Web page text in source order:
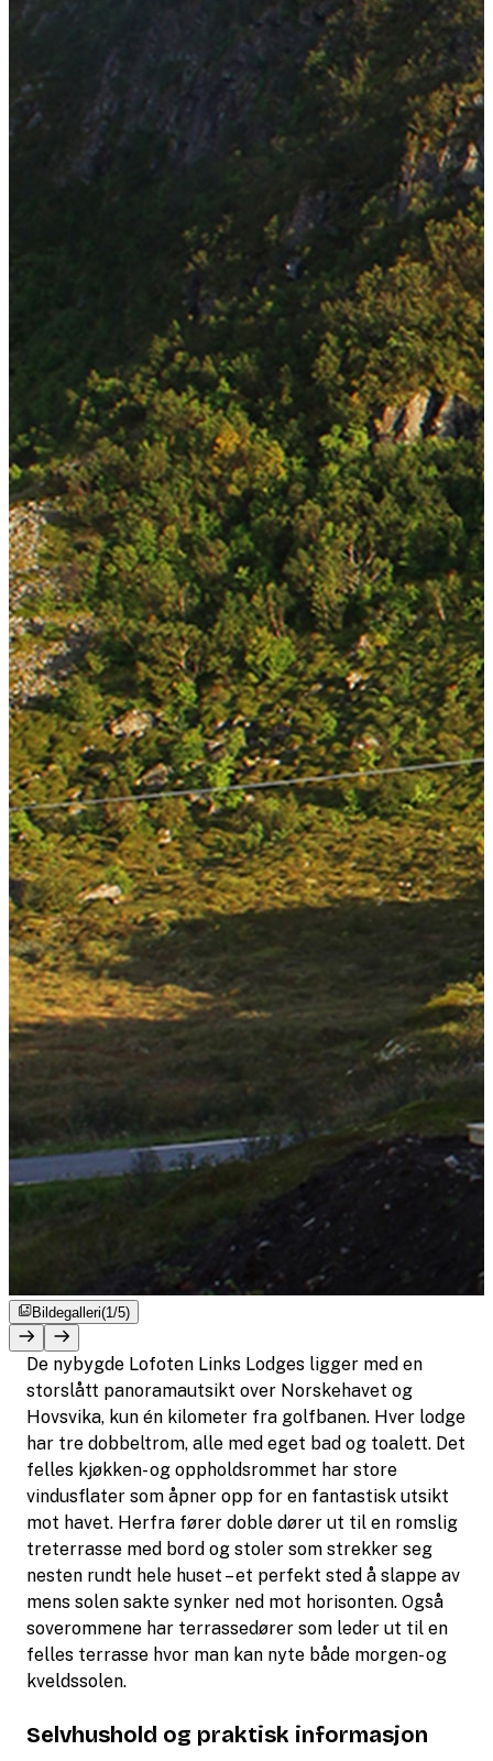
Bildegalleri(1/5)
De nybygde Lofoten Links Lodges ligger med en
storslått panoramautsikt over Norskehavet og
Hovsvika, kun én kilometer fra golfbanen. Hver lodge
har tre dobbeltrom, alle med eget bad og toalett. Det
felles kjøkken- og oppholdsrommet har store
vindusflater som åpner opp for en fantastisk utsikt
mot havet. Herfra fører doble dører ut til en romslig
treterrasse med bord og stoler som strekker seg
nesten rundt hele huset – et perfekt sted å slappe av
mens solen sakte synker ned mot horisonten. Også
soverommene har terrassedører som leder ut til en
felles terrasse hvor man kan nyte både morgen- og
kveldssolen.
Selvhushold og praktisk informasjon